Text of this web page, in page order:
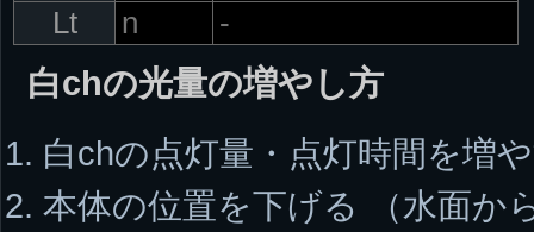
Lt
n -
白chの光量の増やし方
白chの点灯量・点灯時間を増
本体の位置を下げる （水面か